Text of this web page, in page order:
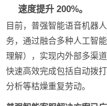
速度提升 200%。
目前，普强智能语音机器
务，通过融合多种人工智
理解），实现内外部多渠
快速高效完成包括自动拨
分析等枯燥重复劳动。